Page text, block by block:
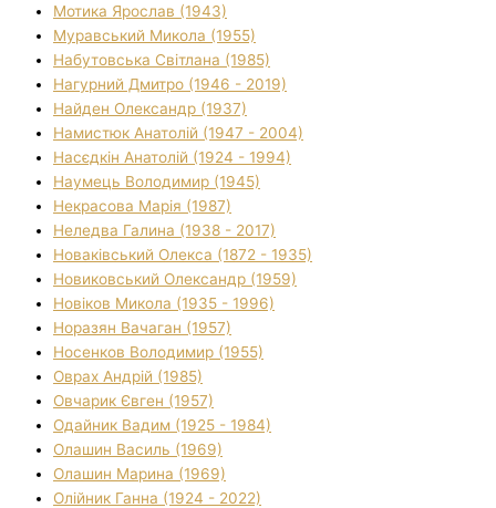
Мотика Ярослав (1943)
Муравський Микола (1955)
Набутовська Світлана (1985)
Нагурний Дмитро (1946 - 2019)
Найден Олександр (1937)
Намистюк Анатолій (1947 - 2004)
Насєдкін Анатолій (1924 - 1994)
Наумець Володимир (1945)
Некрасова Марія (1987)
Неледва Галина (1938 - 2017)
Новаківський Олекса (1872 - 1935)
Новиковський Олександр (1959)
Новіков Микола (1935 - 1996)
Норазян Вачаган (1957)
Носенков Володимир (1955)
Оврах Андрій (1985)
Овчарик Євген (1957)
Одайник Вадим (1925 - 1984)
Олашин Василь (1969)
Олашин Марина (1969)
Олійник Ганна (1924 - 2022)